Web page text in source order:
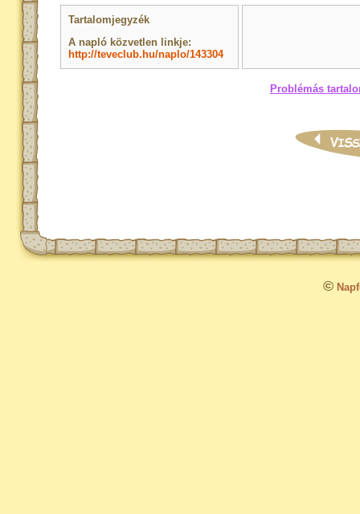
Tartalomjegyzék
A napló közvetlen linkje:
http://teveclub.hu/naplo/143304
Problémás
©